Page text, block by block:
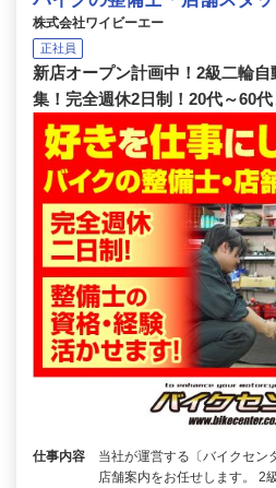
株式会社ワイビーエー
正社員
新店オープン計画中！2級二輪
集！完全週休2日制！20代～60代
仕事内容
当社が運営する〔バイクセン
店舗案内をお任せします。 2